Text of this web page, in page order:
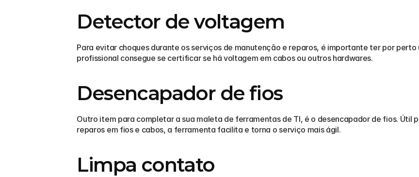
Detector de voltagem
Para evitar choques durante os serviços de manutenção e reparos, é importante ter por
profissional consegue se certificar se há voltagem em cabos ou outros hardwares.
Desencapador de fios
Outro item para completar a sua maleta de ferramentas de TI, é o desencapador de fios. Útil
reparos em fios e cabos, a ferramenta facilita e torna o serviço mais ágil.
Limpa contato